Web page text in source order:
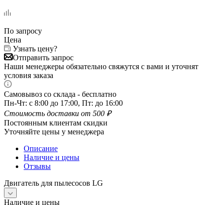
По запросу
Цена
Узнать цену?
Отправить запрос
Наши менеджеры обязательно свяжутся с вами и уточнят
условия заказа
Самовывоз со склада - бесплатно
Пн-Чт: с 8:00 до 17:00, Пт: до 16:00
Стоимость доставки от 500 ₽
Постоянным клиентам скидки
Уточняйте цены у менеджера
Описание
Наличие и цены
Отзывы
Двигатель для пылесосов LG
Наличие и цены